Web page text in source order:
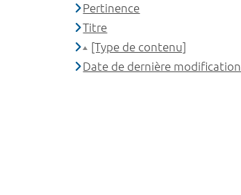
Pertinence
Titre
[Type de contenu]
Date de dernière modification